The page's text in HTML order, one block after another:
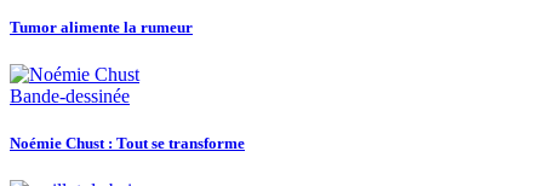
Tumor alimente la rumeur
Bande-dessinée
Noémie Chust : Tout se transforme